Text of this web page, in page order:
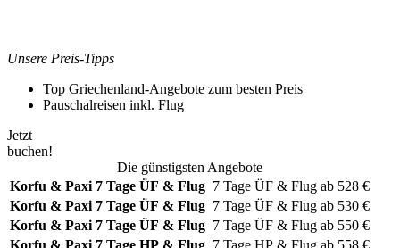
Unsere Preis-Tipps
Top Griechenland-Angebote zum besten Preis
Pauschalreisen inkl. Flug
Jetzt
buchen!
Die günstigsten Angebote
Korfu & Paxi 7 Tage ÜF & Flug 7 Tage ÜF & Flug ab 528 €
Korfu & Paxi 7 Tage ÜF & Flug 7 Tage ÜF & Flug ab 530 €
Korfu & Paxi 7 Tage ÜF & Flug 7 Tage ÜF & Flug ab 550 €